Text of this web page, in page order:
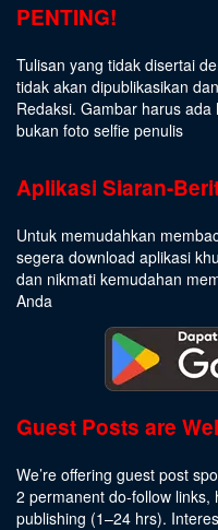
PENTING!
Tulisan yang tidak disertai
tidak akan dipublikasikan
Redaksi. Gambar harus
bukan foto selfie penulis
Aplikasi Siaran-
Untuk memudahkan
segera download aplikasi
dan nikmati kemudahan
Anda
Guest Posts are
We’re offering guest post
2 permanent do-follow
publishing (1–24 hrs).